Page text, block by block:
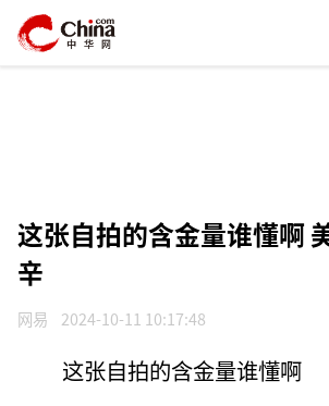
这张自拍的含金量谁懂啊
辛
网易 2024-10-11 10:17:48
这张自拍的含金量谁懂啊